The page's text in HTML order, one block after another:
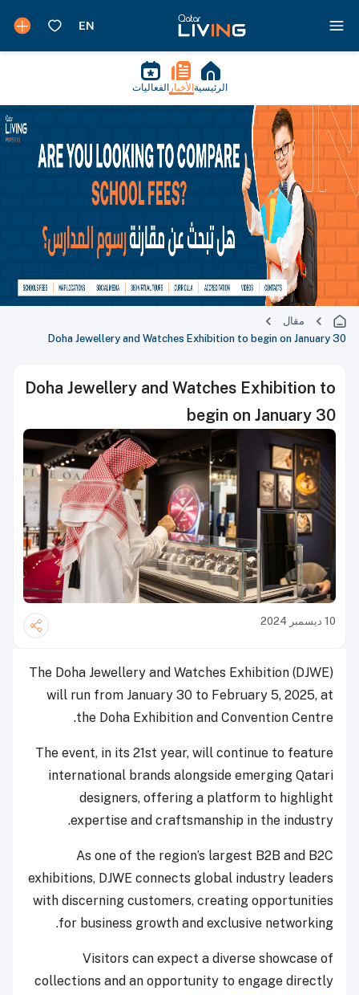
الرئيسية الأخبار الفعاليات
مقال
Doha Jewellery and Watches Exhibition to begin on January 30
Doha Jewellery and Watches Exhibition to
begin on January 30
10 ديسمبر 2024
The Doha Jewellery and Watches Exhibition (DJWE)
will run from January 30 to February 5, 2025, at
the Doha Exhibition and Convention Centre.
The event, in its 21st year, will continue to feature
international brands alongside emerging Qatari
designers, offering a platform to highlight
expertise and craftsmanship in the industry.
As one of the region’s largest B2B and B2C
exhibitions, DJWE connects global industry leaders
with discerning customers, creating opportunities
for business growth and exclusive networking.
Visitors can expect a diverse showcase of
collections and an opportunity to engage directly